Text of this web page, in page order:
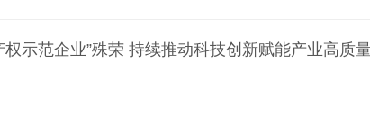
示范企业”殊荣 持续推动科技创新赋能产业高质